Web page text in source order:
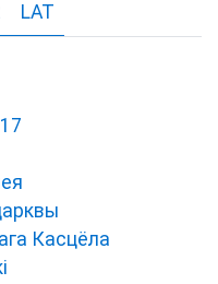
LAT
Касцёла